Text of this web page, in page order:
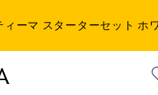
ィーマ スターターセット ホ